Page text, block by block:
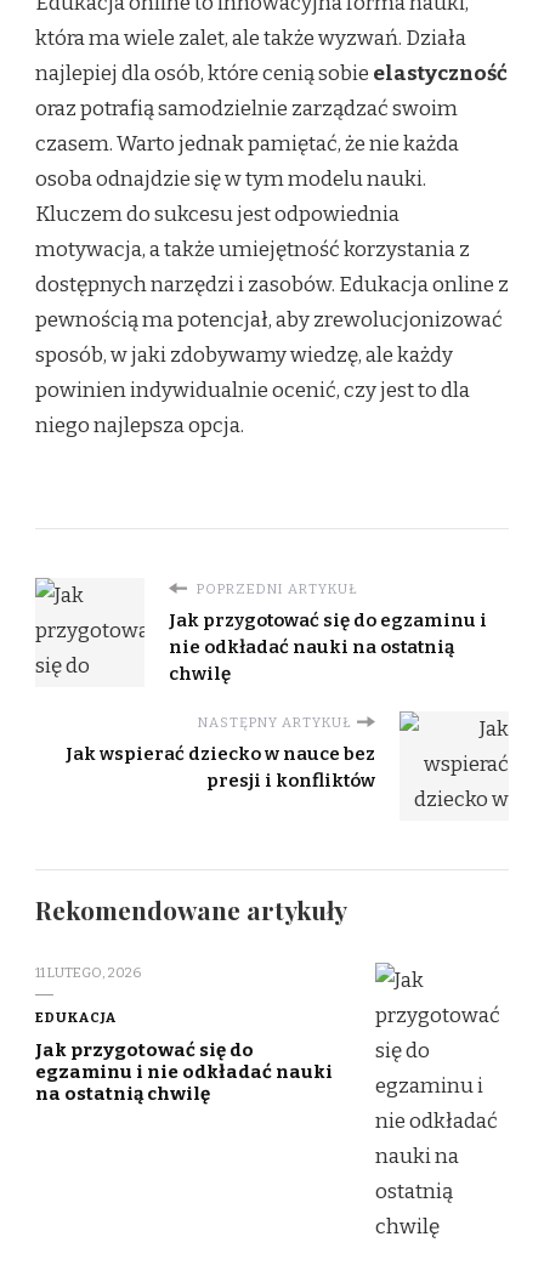
która ma wiele zalet, ale także wyzwań. Działa
najlepiej dla osób, które cenią sobie elastyczność
oraz potrafią samodzielnie zarządzać swoim
czasem. Warto jednak pamiętać, że nie każda
osoba odnajdzie się w tym modelu nauki.
Kluczem do sukcesu jest odpowiednia
motywacja, a także umiejętność korzystania z
dostępnych narzędzi i zasobów. Edukacja online z
pewnością ma potencjał, aby zrewolucjonizować
sposób, w jaki zdobywamy wiedzę, ale każdy
powinien indywidualnie ocenić, czy jest to dla
niego najlepsza opcja.
POPRZEDNI ARTYKUŁ
Jak przygotować się do egzaminu i
nie odkładać nauki na ostatnią
chwilę
NASTĘPNY ARTYKUŁ
Jak wspierać dziecko w nauce bez
presji i konfliktów
Rekomendowane artykuły
11 LUTEGO, 2026
EDUKACJA
Jak przygotować się do
egzaminu i nie odkładać nauki
na ostatnią chwilę